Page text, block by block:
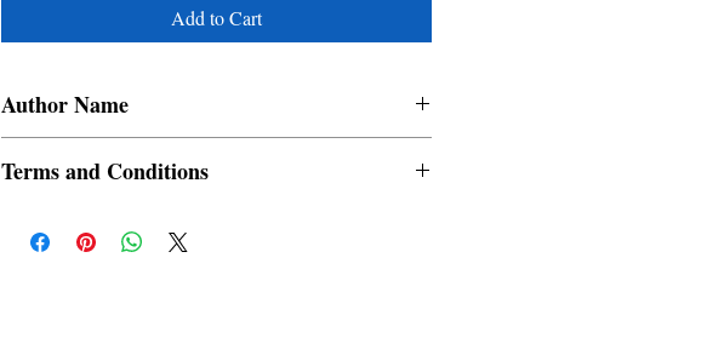
Add to Cart
Author Name
Terms and Conditions